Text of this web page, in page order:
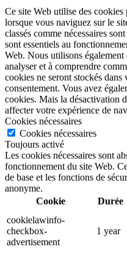
Ce site Web utilise des
lorsque vous naviguez sur le
classés comme nécessaires
sont essentiels au
Web. Nous utilisons
analyser et à comprendre
cookies ne seront stockés
consentement. Vous avez
cookies. Mais la désactivation
affecter votre expérience de
Cookies nécessaires
Cookies nécessaires
Toujours activé
Les cookies nécessaires sont
fonctionnement du site Web.
de base et les fonctions de
anonyme.
Cookie
Durée
cookielawinfo-
checkbox-
advertisement
1 year